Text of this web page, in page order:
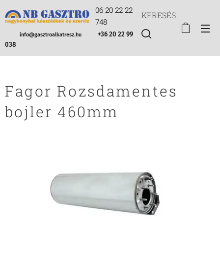
06 20 22 22
748
info@gasztroalkatresz.hu
+36 20 22 99
038
KERESÉS
Fagor Rozsdamentes
bojler 460mm